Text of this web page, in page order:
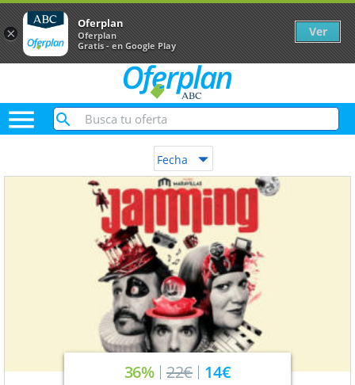

Fecha
36% 22€ 14€
×
Oferplan
Oferplan
Gratis - en Google Play
Ver